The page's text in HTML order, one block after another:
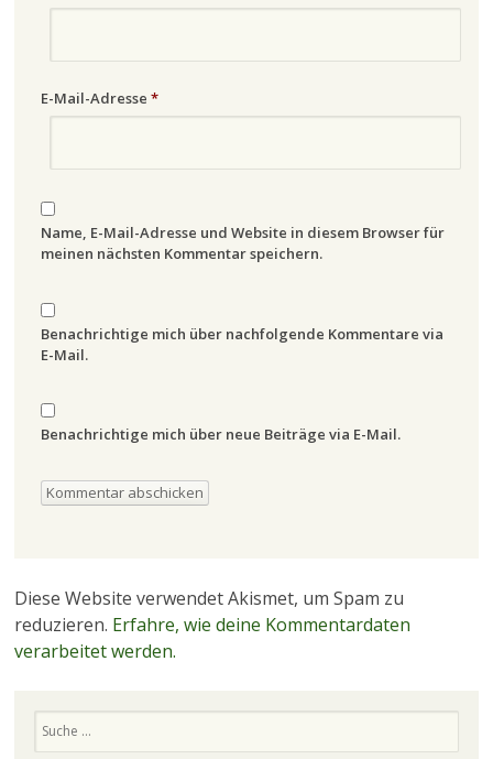
E-Mail-Adresse *
Name, E-Mail-Adresse und Website in diesem Browser für
meinen nächsten Kommentar speichern.
Benachrichtige mich über nachfolgende Kommentare via
E-Mail.
Benachrichtige mich über neue Beiträge via E-Mail.
Diese Website verwendet Akismet, um Spam zu
reduzieren. Erfahre, wie deine Kommentardaten
verarbeitet werden.